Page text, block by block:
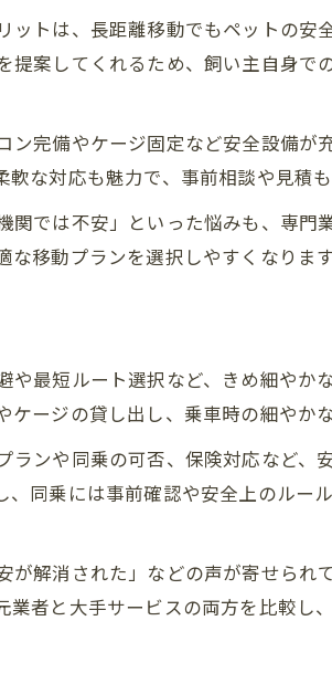
トは、長距離移動でもペットの安
案してくれるため、飼い主自身で
完備やケージ固定など安全設備が
な対応も魅力で、事前相談や見積
では不安」といった悩みも、専門
移動プランを選択しやすくなります
最短ルート選択など、きめ細やか
ージの貸し出し、乗車時の細やか
ンや同乗の可否、保険対応など、
同乗には事前確認や安全上のルー
解消された」などの声が寄せられ
者と大手サービスの両方を比較し